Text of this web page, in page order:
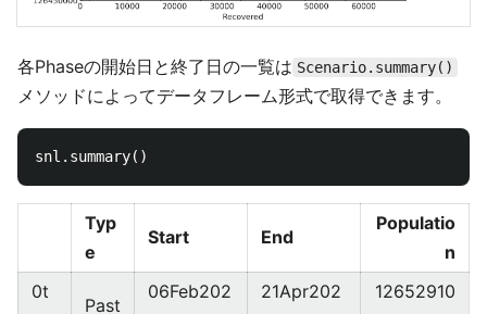
各Phaseの開始日と終了日の一覧は Scenario.summary()
メソッドによってデータフレーム形式で取得できます。
Typ
e
Start End
Populatio
n
0t
Past
06Feb202
21Apr202
12652910